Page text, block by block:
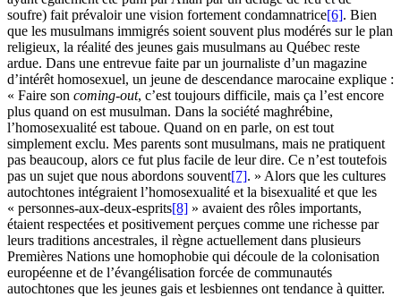
soufre) fait prévaloir une vision fortement condamnatrice[6]. Bien
que les musulmans immigrés soient souvent plus modérés sur le plan
religieux, la réalité des jeunes gais musulmans au Québec reste
ardue. Dans une entrevue faite par un journaliste d’un magazine
d’intérêt homosexuel, un jeune de descendance marocaine explique :
« Faire son coming-out, c’est toujours difficile, mais ça l’est encore
plus quand on est musulman. Dans la société maghrébine,
l’homosexualité est taboue. Quand on en parle, on est tout
simplement exclu. Mes parents sont musulmans, mais ne pratiquent
pas beaucoup, alors ce fut plus facile de leur dire. Ce n’est toutefois
pas un sujet que nous abordons souvent[7]. » Alors que les cultures
autochtones intégraient l’homosexualité et la bisexualité et que les
« personnes-aux-deux-esprits[8] » avaient des rôles importants,
étaient respectées et positivement perçues comme une richesse par
leurs traditions ancestrales, il règne actuellement dans plusieurs
Premières Nations une homophobie qui découle de la colonisation
européenne et de l’évangélisation forcée de communautés
autochtones que les jeunes gais et lesbiennes ont tendance à quitter.